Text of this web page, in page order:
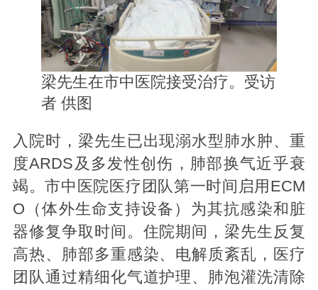
梁先生在市中医院接受治疗。受访
者 供图
入院时，梁先生已出现溺水型肺水肿、重
度ARDS及多发性创伤，肺部换气近乎衰
竭。市中医院医疗团队第一时间启用ECM
O（体外生命支持设备）为其抗感染和脏
器修复争取时间。住院期间，梁先生反复
高热、肺部多重感染、电解质紊乱，医疗
团队通过精细化气道护理、肺泡灌洗清除